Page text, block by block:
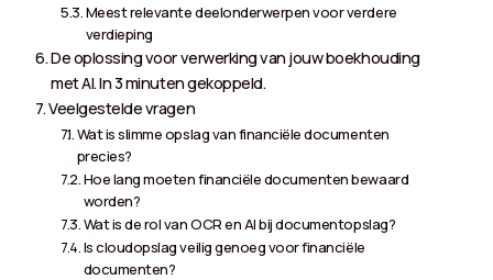
Meest relevante deelonderwerpen voor verdere
verdieping
De oplossing voor verwerking van jouw boekhouding
met AI. In 3 minuten gekoppeld.
Veelgestelde vragen
Wat is slimme opslag van financiële documenten
precies?
Hoe lang moeten financiële documenten bewaard
worden?
Wat is de rol van OCR en AI bij documentopslag?
Is cloudopslag veilig genoeg voor financiële
documenten?